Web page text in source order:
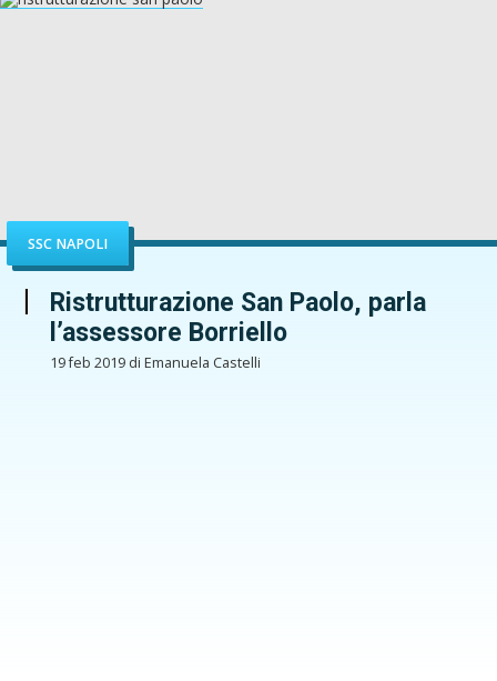
SSC NAPOLI
Ristrutturazione San Paolo, parla
l’assessore Borriello
19 feb 2019 di Emanuela Castelli